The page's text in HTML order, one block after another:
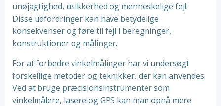
unøjagtighed, usikkerhed og menneskelige fejl.
Disse udfordringer kan have betydelige
konsekvenser og føre til fejl i beregninger,
konstruktioner og målinger.
For at forbedre vinkelmålinger har vi undersøgt
forskellige metoder og teknikker, der kan anvendes.
Ved at bruge præcisionsinstrumenter som
vinkelmålere, lasere og GPS kan man opnå mere